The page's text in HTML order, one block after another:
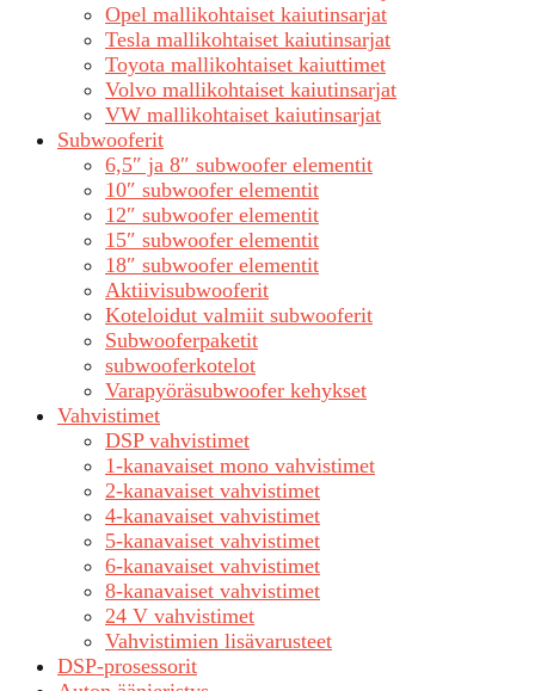
Opel mallikohtaiset kaiutinsarjat
Tesla mallikohtaiset kaiutinsarjat
Toyota mallikohtaiset kaiuttimet
Volvo mallikohtaiset kaiutinsarjat
VW mallikohtaiset kaiutinsarjat
Subwooferit
6,5″ ja 8″ subwoofer elementit
10″ subwoofer elementit
12″ subwoofer elementit
15″ subwoofer elementit
18″ subwoofer elementit
Aktiivisubwooferit
Koteloidut valmiit subwooferit
Subwooferpaketit
subwooferkotelot
Varapyöräsubwoofer kehykset
Vahvistimet
DSP vahvistimet
1-kanavaiset mono vahvistimet
2-kanavaiset vahvistimet
4-kanavaiset vahvistimet
5-kanavaiset vahvistimet
6-kanavaiset vahvistimet
8-kanavaiset vahvistimet
24 V vahvistimet
Vahvistimien lisävarusteet
DSP-prosessorit